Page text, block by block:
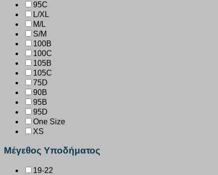
95C
L/XL
M/L
S/M
100B
100C
105B
105C
75D
90B
95B
95D
One Size
XS
Μέγεθος Υποδήματος
19-22